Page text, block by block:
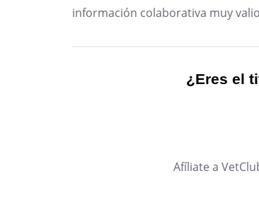
información colaborativa muy
¿Eres el
Afíliate a